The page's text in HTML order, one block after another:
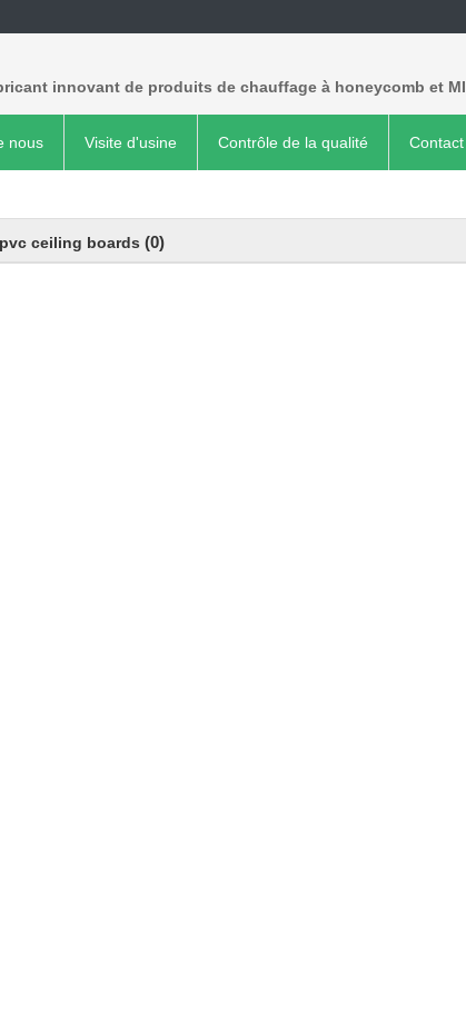
innovant de produits de chauffage à honeycomb et MI
nous Visite d'usine Contrôle de la qualité Contact
pvc ceiling boards (0)